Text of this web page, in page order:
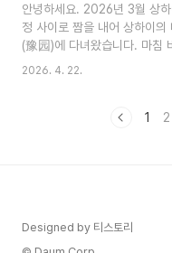
高架路出口 인근
201702특징: 홍차오 공항과
푸구에 위치한 대형 도시 재
4월 정식 오픈한 비교적 새로
안녕하세요. 2026년 3월 상
정 사이로 짬을 내어 상하이의
(豫园)에 다녀왔습니다. 마침
날이었는데, 물에 젖은 바닥에
밤거리 풍경, 예원 안에 있는
로, 전통 중국 건축과 호수, 정
2026. 4. 22.
1 2
Designed by 티스토리